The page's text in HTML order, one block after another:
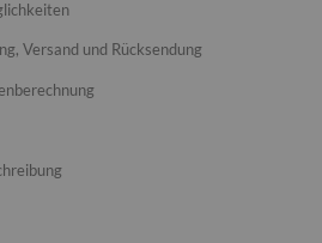
Versand und Rücksendung